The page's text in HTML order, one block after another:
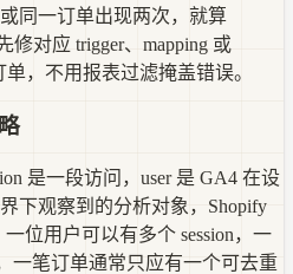
同一订单出现两次，就算
修对应 trigger、mapping 或
单，不用报表过滤掩盖错误。
是一段访问，user 是 GA4 在设
下观察到的分析对象，Shopify
位用户可以有多个 session，一
一笔订单通常只应有一个可去重